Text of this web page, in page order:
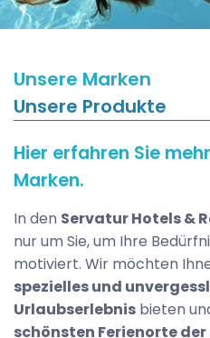
Unsere Marken
Unsere Produkte
Hier erfahren Sie
Marken.
In den Servatur Hotels &
nur um Sie, um Ihre
motiviert. Wir möchten
spezielles und
Urlaubserlebnis bieten
schönsten Ferienorte